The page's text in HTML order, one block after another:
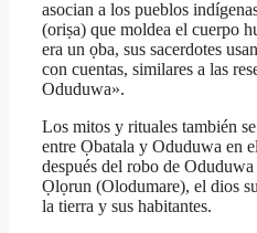
asocian a los pueblos
(oriṣa) que moldea el cuerpo
era un ọba, sus sacerdotes
con cuentas, similares a las
Oduduwa».
Los mitos y rituales también
entre Ọbatala y Oduduwa en
después del robo de
Ọlọrun (Olodumare), el dios
la tierra y sus habitantes.